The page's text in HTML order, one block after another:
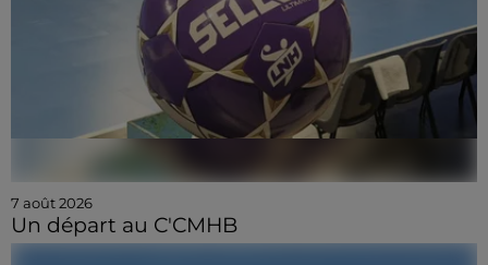
7 août 2026
Un départ au C'CMHB